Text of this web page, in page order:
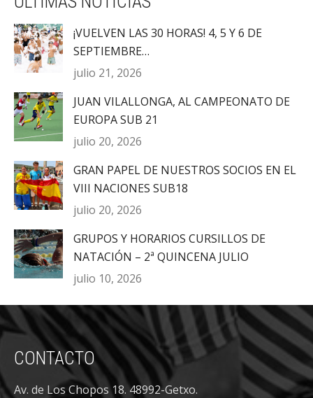
¡VUELVEN LAS 30 HORAS! 4, 5 Y 6 DE
SEPTIEMBRE…
julio 21, 2026
JUAN VILALLONGA, AL CAMPEONATO DE
EUROPA SUB 21
julio 20, 2026
GRAN PAPEL DE NUESTROS SOCIOS EN EL
VIII NACIONES SUB18
julio 20, 2026
GRUPOS Y HORARIOS CURSILLOS DE
NATACIÓN – 2ª QUINCENA JULIO
julio 10, 2026
CONTACTO
Av. de Los Chopos 18. 48992-Getxo.